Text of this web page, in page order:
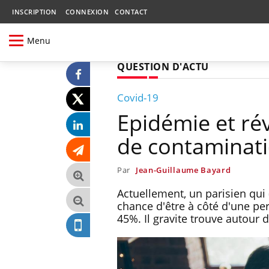
INSCRIPTION CONNEXION CONTACT
Menu
QUESTION D'ACTU
Covid-19
Epidémie et
de
Par Jean-Guillaume Bayard
Actuellement, un parisien
chance d'être à côté d'une
45%. Il gravite trouve autour